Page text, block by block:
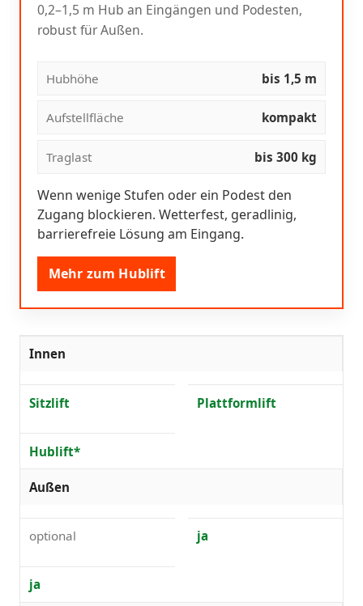
0,2–1,5 m Hub an Eingängen und Podesten,
robust für Außen.
Hubhöhe bis 1,5 m
Aufstellfläche kompakt
Traglast bis 300 kg
Wenn wenige Stufen oder ein Podest den
Zugang blockieren. Wetterfest, geradlinig,
barrierefreie Lösung am Eingang.
Mehr zum Hublift
Innen
Sitzlift Plattformlift
Hublift*
Außen
optional ja
ja